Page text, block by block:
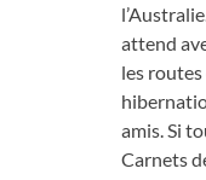
l’Australie
attend
les
amis.Si
Carnets